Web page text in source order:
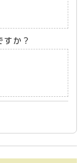
すか？